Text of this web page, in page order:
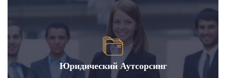
Юридический Аутсорсинг